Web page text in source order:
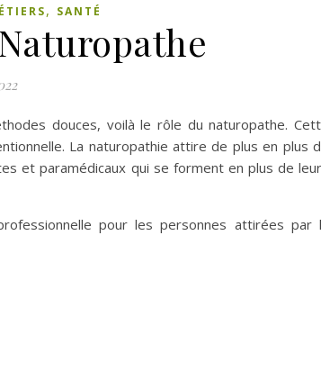
, SANTÉ
douces, voilà le rôle du naturopathe.
La naturopathie attire de plus en plus
et paramédicaux qui se forment en plus de
pour les personnes attirées par